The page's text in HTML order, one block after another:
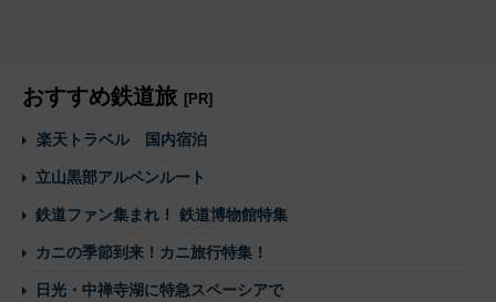
おすすめ鉄道旅 [PR]
楽天トラベル 国内宿泊
立山黒部アルペンルート
鉄道ファン集まれ！ 鉄道博物館特集
カニの季節到来！カニ旅行特集！
日光・中禅寺湖に特急スペーシアで